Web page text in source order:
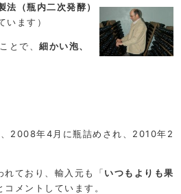
法（瓶内二次発酵）
ます）
とで、 細かい泡、
2008年4月に瓶詰めされ、2010年2
れており、輸入元も「いつもよりも果
コメントしています。